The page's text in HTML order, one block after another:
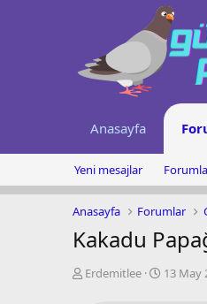
Anasayfa
Yeni mesajlar
Anasayfa Forumlar
Kakadu
o
Erdemitlee
a
13 May